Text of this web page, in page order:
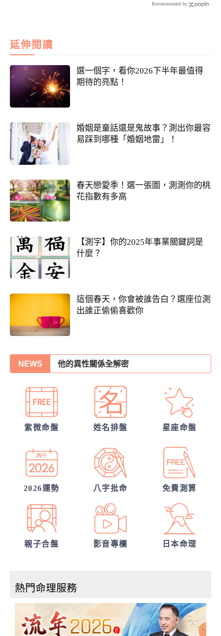
Recommended by
延伸閱讀
選一個字，看你2026下半年最值得
期待的亮點！
婚姻是童話還是鬼故事？測出你最容
易踩到哪種「婚姻地雷」！
春天戀愛季！選一張圖，測測你的桃
花指數有多高
【測字】你的2025年事業關鍵詞是
什麼？
這個春天，你會被誰告白？選座位測
出誰正偷偷喜歡你
NEWS
你們的命盤合嗎？適合當夫妻？批婚配指數
他會是你最終的幸福？
30項情定一生占
另一半何時來敲門?
誰會陪我步入紅毯?
從姓名看你另一半的輪廓
紫微命盤 姓名排盤 星座命盤
2026運勢 八字批命 免費測算
親子合盤 影音專欄 日本命理
熱門命理服務